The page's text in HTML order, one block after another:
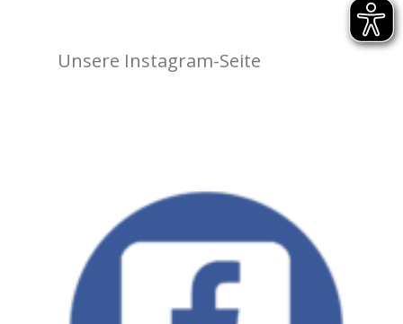
Unsere Instagram-Seite